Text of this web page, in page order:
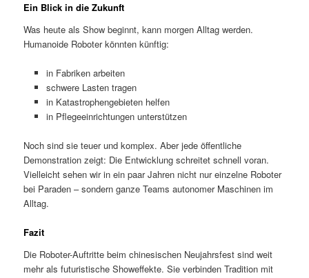
Ein Blick in die Zukunft
Was heute als Show beginnt, kann morgen Alltag werden.
Humanoide Roboter könnten künftig:
in Fabriken arbeiten
schwere Lasten tragen
in Katastrophengebieten helfen
in Pflegeeinrichtungen unterstützen
Noch sind sie teuer und komplex. Aber jede öffentliche
Demonstration zeigt: Die Entwicklung schreitet schnell voran.
Vielleicht sehen wir in ein paar Jahren nicht nur einzelne Roboter
bei Paraden – sondern ganze Teams autonomer Maschinen im
Alltag.
Fazit
Die Roboter-Auftritte beim chinesischen Neujahrsfest sind weit
mehr als futuristische Showeffekte. Sie verbinden Tradition mit